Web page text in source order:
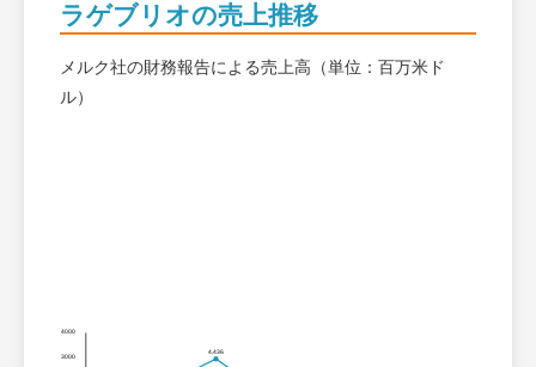
ラゲブリオの売上推移
メルク社の財務報告による売上高（単位：百万米ド
ル）
3000
4000
4,436